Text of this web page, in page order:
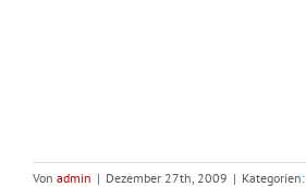
Von admin | Dezember 27th, 2009 | Kategorien: